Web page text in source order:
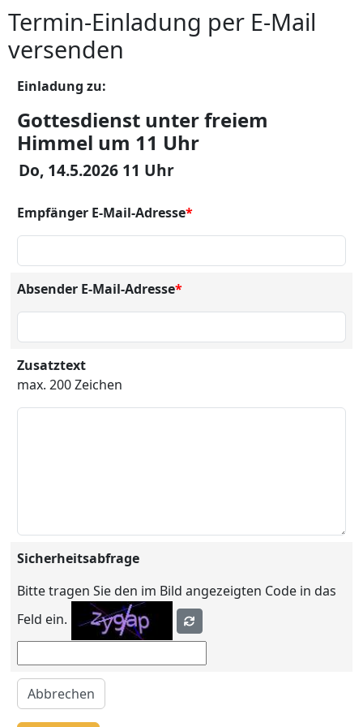
Termin-Einladung per E-Mail
versenden
Einladung zu:
Gottesdienst unter freiem
Himmel um 11 Uhr
Do, 14.5.2026 11 Uhr
Empfänger E-Mail-Adresse*
Absender E-Mail-Adresse*
Zusatztext
max. 200 Zeichen
Sicherheitsabfrage
Bitte tragen Sie den im Bild angezeigten Code in das
Feld ein.
Abbrechen